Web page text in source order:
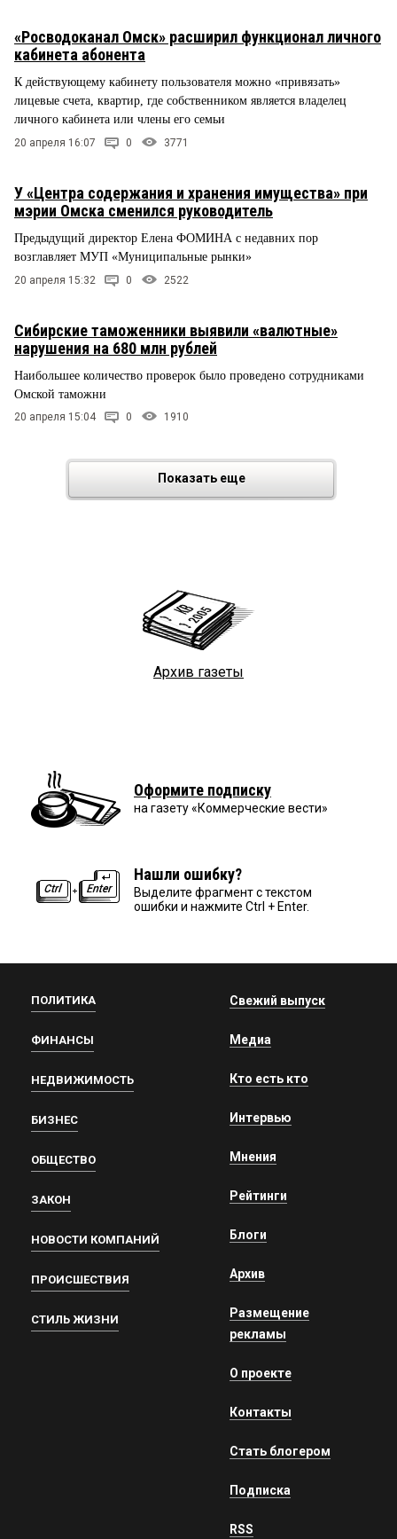
«Росводоканал Омск» расширил функционал личного
кабинета абонента
К действующему кабинету пользователя можно «привязать»
лицевые счета, квартир, где собственником является владелец
личного кабинета или члены его семьи
20 апреля 16:07 0 3771
У «Центра содержания и хранения имущества» при
мэрии Омска сменился руководитель
Предыдущий директор Елена ФОМИНА с недавних пор
возглавляет МУП «Муниципальные рынки»
20 апреля 15:32 0 2522
Сибирские таможенники выявили «валютные»
нарушения на 680 млн рублей
Наибольшее количество проверок было проведено сотрудниками
Омской таможни
20 апреля 15:04 0 1910
Показать еще
Архив газеты
Оформите подписку
на газету «Коммерческие вести»
Нашли ошибку?
Выделите фрагмент с текстом
ошибки и нажмите Ctrl + Enter.
ПОЛИТИКА
ФИНАНСЫ
НЕДВИЖИМОСТЬ
БИЗНЕС
ОБЩЕСТВО
ЗАКОН
НОВОСТИ КОМПАНИЙ
ПРОИСШЕСТВИЯ
СТИЛЬ ЖИЗНИ
Свежий выпуск
Медиа
Кто есть кто
Интервью
Мнения
Рейтинги
Блоги
Архив
Размещение
рекламы
О проекте
Контакты
Стать блогером
Подписка
RSS